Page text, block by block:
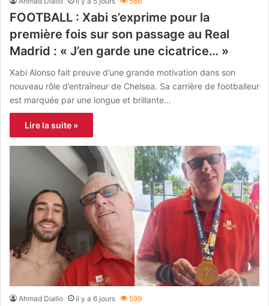
FOOTBALL : Xabi s’exprime pour la
première fois sur son passage au Real
Madrid : « J’en garde une cicatrice… »
Xabi Alonso fait preuve d’une grande motivation dans son
nouveau rôle d’entraîneur de Chelsea. Sa carrière de footballeur
est marquée par une longue et brillante…
Lire la suite »
Ahmad Diallo il y a 6 jours 599